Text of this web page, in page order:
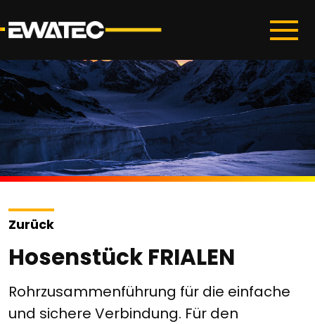
Zurück
Hosenstück FRIALEN
Rohrzusammenführung für die einfache
und sichere Verbindung. Für den